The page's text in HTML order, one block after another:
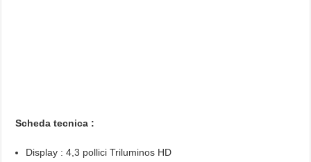
Scheda tecnica :
Display : 4,3 pollici Triluminos HD